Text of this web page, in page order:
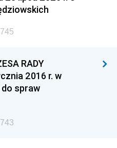
RADY
2016 r. w
spraw